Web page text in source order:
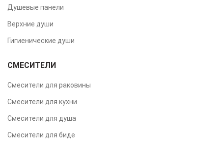
Душевые панели
Верхние души
Гигиенические души
СМЕСИТЕЛИ
Смесители для раковины
Смесители для кухни
Смесители для душа
Смесители для биде